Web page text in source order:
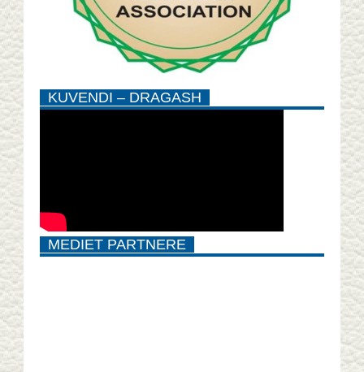
KUVENDI – DRAGASH
MEDIET PARTNERE